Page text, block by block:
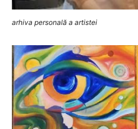
arhiva personală a artistei